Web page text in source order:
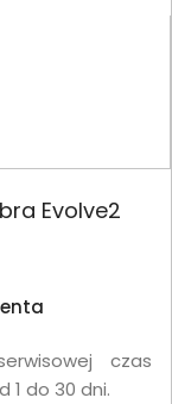
Evolve2
czas
1 do 30 dni.